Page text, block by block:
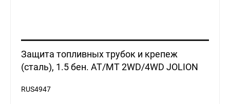
Защита топливных трубок и крепеж
(сталь), 1.5 бен. AT/MT 2WD/4WD JOLION
RUS4947